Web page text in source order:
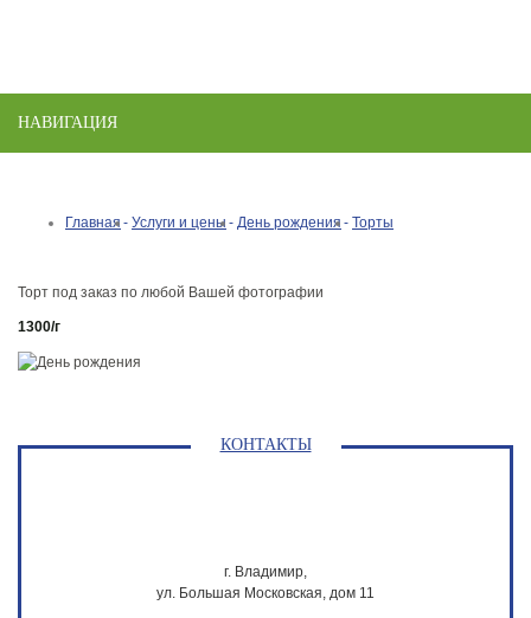
НАВИГАЦИЯ
Главная Услуги и цены День рождения Торты
Торт под заказ по любой Вашей фотографии
1300/г
КОНТАКТЫ
г. Владимир,
ул. Большая Московская, дом 11